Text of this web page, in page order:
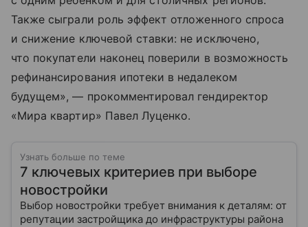
Также сыграли роль эффект отложенного спроса
и снижение ключевой ставки: не исключено,
что покупатели наконец поверили в возможность
рефинансирования ипотеки в недалеком
будущем», — прокомментировал гендиректор
«Мира квартир» Павел Луценко.
Узнать больше по теме
7 ключевых критериев при выборе
новостройки
Выбор новостройки требует внимания к деталям: от
репутации застройщика до инфраструктуры района